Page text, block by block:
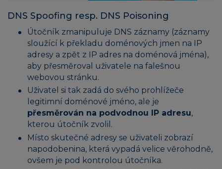
DNS Spoofing resp. DNS Poisoning
Útočník zmanipuluje DNS záznamy (záznamy
sloužící k překladu doménových jmen na IP
adresy a zpět z IP adres na doménová jména),
aby přesměroval uživatele na falešnou
webovou stránku.
Uživatel si tak zadá do svého prohlížeče
legitimní doménové jméno, ale je
přesměrován na podvodnou IP adresu,
kterou útočník zvolil.
Místo skutečné adresy se uživateli zobrazí
napodobenina, která vypadá velice věrohodně,
ovšem je pod kontrolou útočníka.